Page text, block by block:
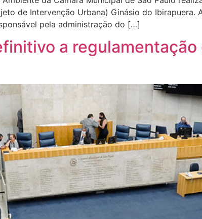
de Intervenção Urbana) Ginásio do
pela administração do […]
a